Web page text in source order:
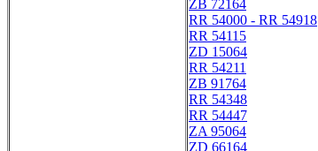
ZB 72164
RR 54000 - RR 54918
RR 54115
ZD 15064
RR 54211
ZB 91764
RR 54348
RR 54447
ZA 95064
ZD 66164